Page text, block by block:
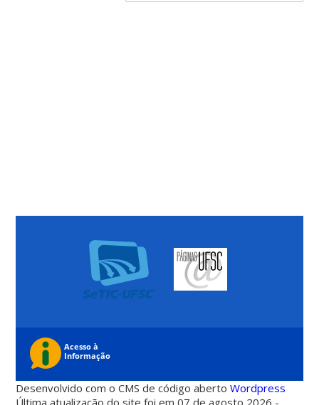
Desenvolvido com o CMS de código abertoWordpress
Última atualização do site foi em 07 de agosto 2026 -